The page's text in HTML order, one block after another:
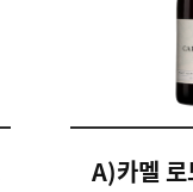
A)카멜 로